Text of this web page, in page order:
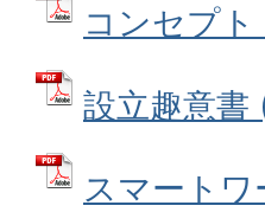
コンセプ
設立趣意書
スマート